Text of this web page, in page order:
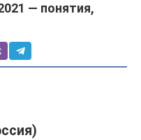
— понятия,